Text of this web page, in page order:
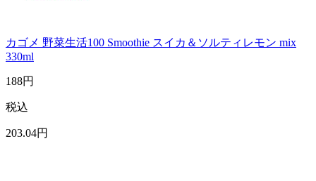
カゴメ 野菜生活100 Smoothie スイカ＆ソルティレモン mix
330ml
188円
税込
203.04円